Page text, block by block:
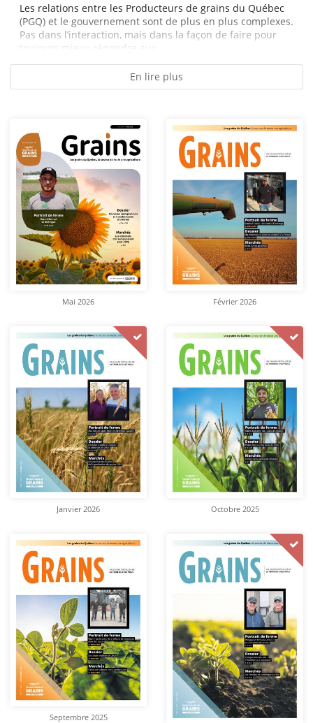
Les relations entre les Producteurs de grains du Québec
(PGQ) et le gouvernement sont de plus en plus complexes.
Pas dans l’interaction, mais dans la façon de faire pour
toujours mieux répondre aux...
En lire plus
Mai 2026 Février 2026
Janvier 2026 Octobre 2025
Septembre 2025